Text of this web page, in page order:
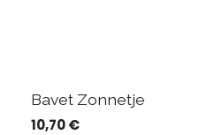
Bavet Zonnetje
10,70€